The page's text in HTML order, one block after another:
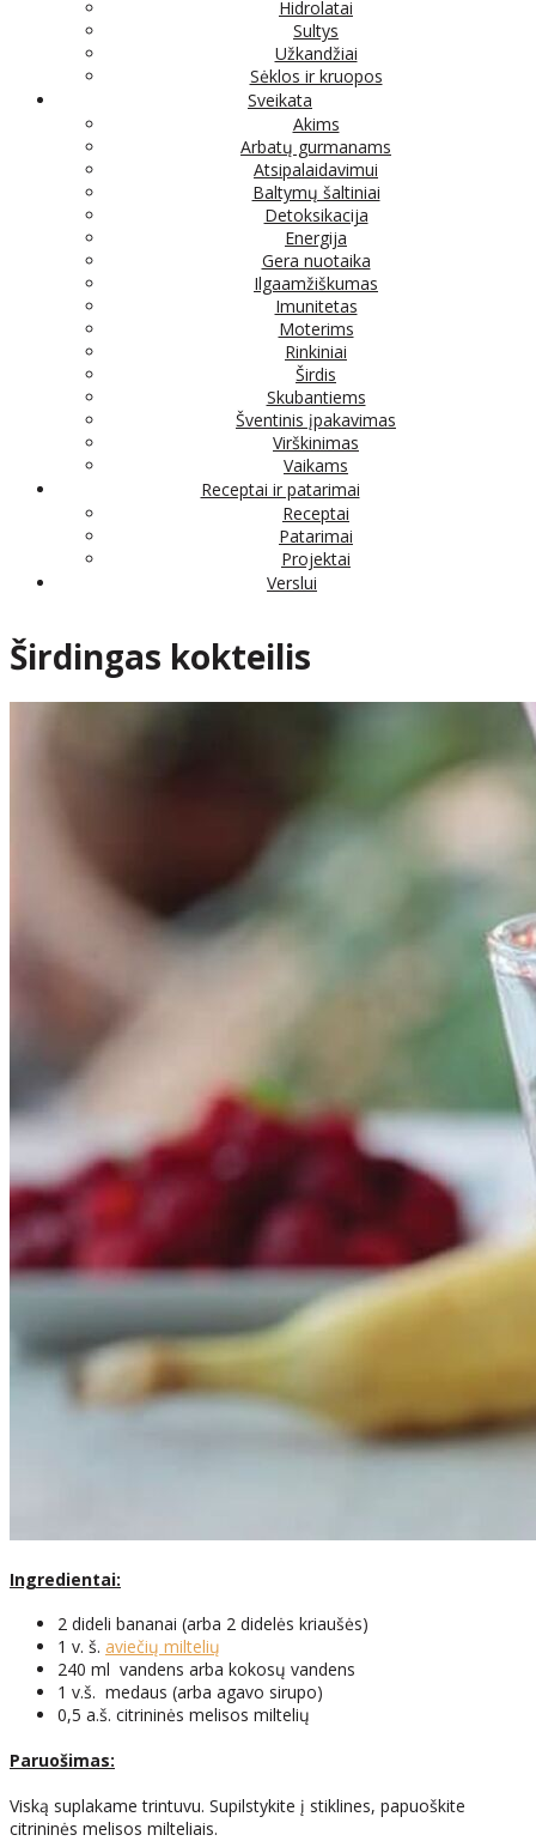
Hidrolatai
Sultys
Užkandžiai
Sėklos ir kruopos
Sveikata
Akims
Arbatų gurmanams
Atsipalaidavimui
Baltymų šaltiniai
Detoksikacija
Energija
Gera nuotaika
Ilgaamžiškumas
Imunitetas
Moterims
Rinkiniai
Širdis
Skubantiems
Šventinis įpakavimas
Virškinimas
Vaikams
Receptai ir patarimai
Receptai
Patarimai
Projektai
Verslui
Širdingas kokteilis
Ingredientai:
2 dideli bananai (arba 2 didelės kriaušės)
1 v. š. aviečių miltelių
240 ml vandens arba kokosų vandens
1 v.š. medaus (arba agavo sirupo)
0,5 a.š. citrininės melisos miltelių
Paruošimas:
Viską suplakame trintuvu. Supilstykite į stiklines, papuoškite
citrininės melisos milteliais.